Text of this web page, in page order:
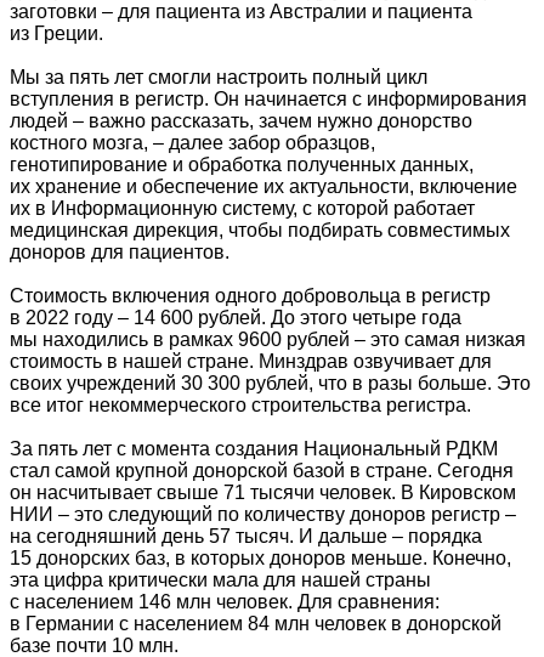
заготовки – для пациента из Австралии и пациента
из Греции.
Мы за пять лет смогли настроить полный цикл
вступления в регистр. Он начинается с информирования
людей – важно рассказать, зачем нужно донорство
костного мозга, – далее забор образцов,
генотипирование и обработка полученных данных,
их хранение и обеспечение их актуальности, включение
их в Информационную систему, с которой работает
медицинская дирекция, чтобы подбирать совместимых
доноров для пациентов.
Стоимость включения одного добровольца в регистр
в 2022 году – 14 600 рублей. До этого четыре года
мы находились в рамках 9600 рублей – это самая низкая
стоимость в нашей стране. Минздрав озвучивает для
своих учреждений 30 300 рублей, что в разы больше. Это
все итог некоммерческого строительства регистра.
За пять лет с момента создания Национальный РДКМ
стал самой крупной донорской базой в стране. Сегодня
он насчитывает свыше 71 тысячи человек. В Кировском
НИИ – это следующий по количеству доноров регистр –
на сегодняшний день 57 тысяч. И дальше – порядка
15 донорских баз, в которых доноров меньше. Конечно,
эта цифра критически мала для нашей страны
с населением 146 млн человек. Для сравнения:
в Германии с населением 84 млн человек в донорской
базе почти 10 млн.